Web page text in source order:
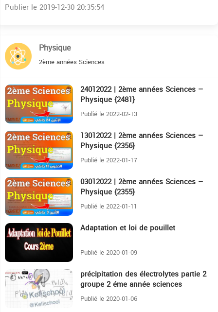
Publier le 2019-12-30 20:35:54
Physique
2ème années Sciences
32:59 24012022 | 2ème années Sciences –
Physique {2481}
Publié le 2022-02-13
26:43 13012022 | 2ème années Sciences –
Physique {2356}
Publié le 2022-01-17
34:2 03012022 | 2ème années Sciences –
Physique {2355}
Publié le 2022-01-11
20:25 Adaptation et loi de pouillet
Publié le 2020-01-09
38:25 précipitation des électrolytes partie 2
groupe 2 éme année sciences
Publié le 2020-01-06